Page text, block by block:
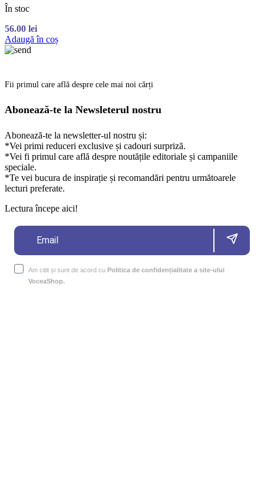
În stoc
56.00 lei
Adaugă în coș
Fii primul care află despre cele mai noi cărți
Abonează-te la Newsleterul nostru
Abonează-te la newsletter-ul nostru și:
*Vei primi reduceri exclusive și cadouri surpriză.
*Vei fi primul care află despre noutățile editoriale și campaniile
speciale.
*Te vei bucura de inspirație și recomandări pentru următoarele
lecturi preferate.
Lectura începe aici!
Am citit și sunt de acord cu Politica de confidențialitate a site-ului
VoceaShop.